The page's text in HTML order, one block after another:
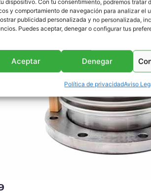
dispositivo. Con tu consentimiento, podremos tratar
y comportamiento de navegación para analizar el
publicidad personalizada y no personalizada,
Puedes aceptar, denegar o configurar tus
Aceptar Denegar
Política de privacidadAviso